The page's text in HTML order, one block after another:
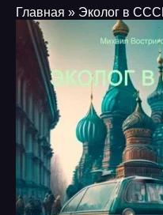
Главная » Эколог в